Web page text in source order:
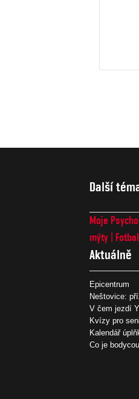
Další
Moje
mýty
Aktuálně
Epicentrum
Neštovice:
V čem jezdí
Kvízy pro
Kalendář
Co je